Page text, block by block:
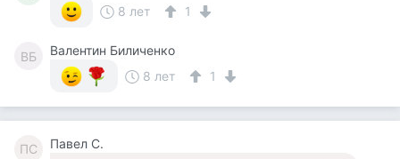
8 лет
1
ВБ
Валентин Биличенко
8 лет
1
ПС Павел С.